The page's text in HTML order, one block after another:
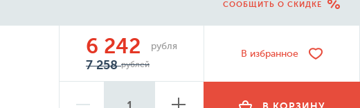
СООБЩИТЬ О СКИДКЕ
6 242 рубля
7 258рублей
В избранное